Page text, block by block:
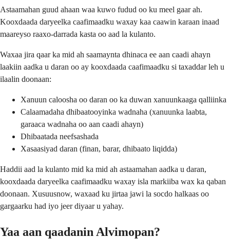
Astaamahan guud ahaan waa kuwo fudud oo ku meel gaar ah.
Kooxdaada daryeelka caafimaadku waxay kaa caawin karaan inaad
maareyso raaxo-darrada kasta oo aad la kulanto.
Waxaa jira qaar ka mid ah saamaynta dhinaca ee aan caadi ahayn
laakiin aadka u daran oo ay kooxdaada caafimaadku si taxaddar leh u
ilaalin doonaan:
Xanuun caloosha oo daran oo ka duwan xanuunkaaga qalliinka
Calaamadaha dhibaatooyinka wadnaha (xanuunka laabta,
garaaca wadnaha oo aan caadi ahayn)
Dhibaatada neefsashada
Xasaasiyad daran (finan, barar, dhibaato liqidda)
Haddii aad la kulanto mid ka mid ah astaamahan aadka u daran,
kooxdaada daryeelka caafimaadku waxay isla markiiba wax ka qaban
doonaan. Xusuusnow, waxaad ku jirtaa jawi la socdo halkaas oo
gargaarku had iyo jeer diyaar u yahay.
Yaa aan qaadanin Alvimopan?